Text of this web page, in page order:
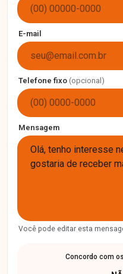
E-mail
Telefone fixo (opcional)
Mensagem
Você pode editar esta
Concordo com os